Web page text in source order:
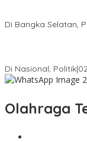
Di Bangka Selatan,
Di Nasional, Politik|
Olahraga